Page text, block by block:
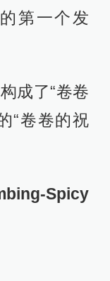
第一个发
成了“卷卷
“卷卷的祝
Spicy